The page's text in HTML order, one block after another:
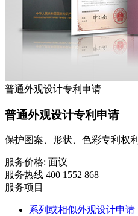
普通外观设计专利申请
普通外观设计专利申请
保护图案、形状、色彩专利权利
服务价格: 面议
服务热线 400 1552 868
服务项目
系列或相似外观设计申请